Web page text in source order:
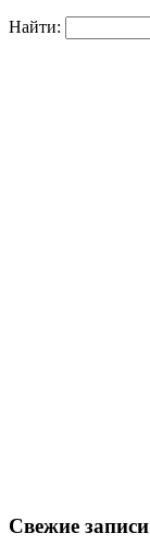
Найти:
Свежие записи